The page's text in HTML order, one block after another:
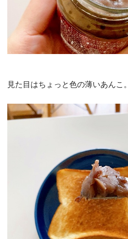
見た目はちょっと色の薄いあんこ。